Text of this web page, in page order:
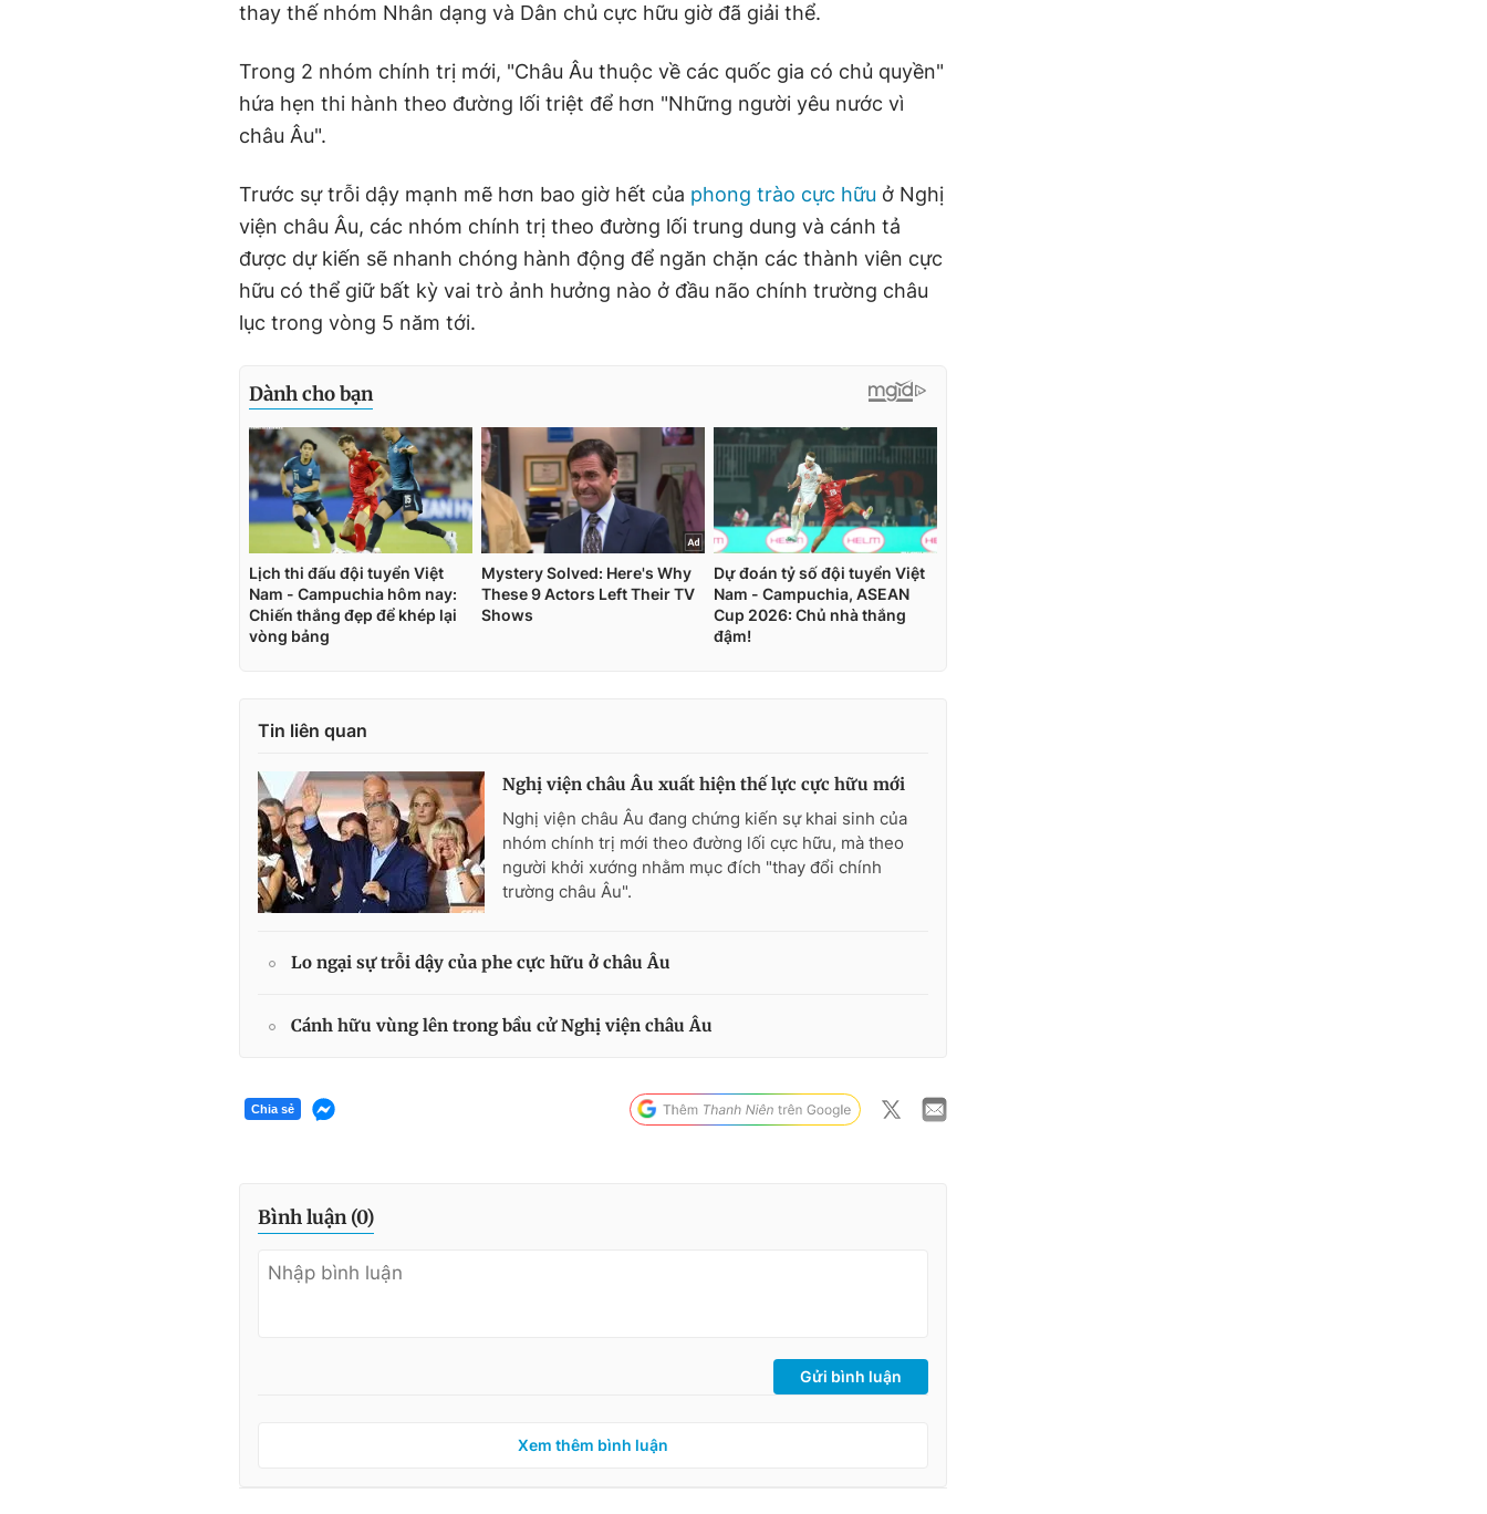
thay thế nhóm Nhân dạng và Dân chủ cực hữu giờ đã giải thể.
Trong 2 nhóm chính trị mới, "Châu Âu thuộc về các quốc gia có chủ quyền"
hứa hẹn thi hành theo đường lối triệt để hơn "Những người yêu nước vì
châu Âu".
Trước sự trỗi dậy mạnh mẽ hơn bao giờ hết của phong trào cực hữu ở Nghị
viện châu Âu, các nhóm chính trị theo đường lối trung dung và cánh tả
được dự kiến sẽ nhanh chóng hành động để ngăn chặn các thành viên cực
hữu có thể giữ bất kỳ vai trò ảnh hưởng nào ở đầu não chính trường châu
lục trong vòng 5 năm tới.
Tin liên quan
Nghị viện châu Âu xuất hiện thế lực cực hữu mới
Nghị viện châu Âu đang chứng kiến sự khai sinh của
nhóm chính trị mới theo đường lối cực hữu, mà theo
người khởi xướng nhằm mục đích "thay đổi chính
trường châu Âu".
Lo ngại sự trỗi dậy của phe cực hữu ở châu Âu
Cánh hữu vùng lên trong bầu cử Nghị viện châu Âu
Chia sẻ
Bình luận (0)
Gửi bình luận
Xem thêm bình luận